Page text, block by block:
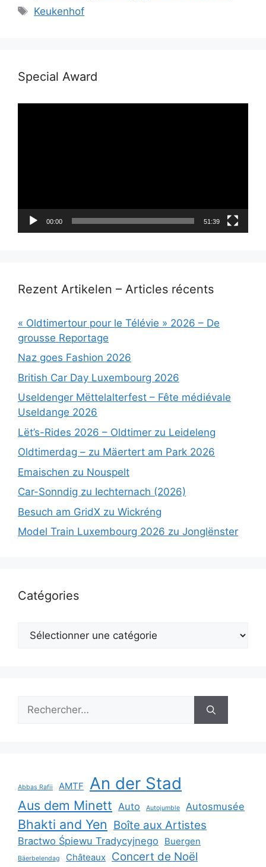
Étiquettes
Keukenhof
Special Award
00:00 51:39
Rezent Artikelen – Articles récents
« Oldtimertour pour le Télévie » 2026 – De
grousse Reportage
Naz goes Fashion 2026
British Car Day Luxembourg 2026
Useldenger Mëttelalterfest – Fête médiévale
Useldange 2026
Lët’s-Rides 2026 – Oldtimer zu Leideleng
Oldtimerdag – zu Mäertert am Park 2026
Emaischen zu Nouspelt
Car-Sonndig zu Iechternach (2026)
Besuch am GridX zu Wickréng
Model Train Luxembourg 2026 zu Jonglënster
Catégories
Catégories
Rechercher :
Abbas Rafii AMTF An der Stad
Aus dem Minett Auto Autojumble Autosmusée
Bhakti and Yen Boîte aux Artistes
Bractwo Śpiewu Tradycyjnego Buergen
Bäerbelendag Châteaux Concert de Noël